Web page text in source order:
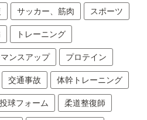
サッカー、筋肉 スポーツ
トレーニング
ンスアップ プロテイン
交通事故 体幹トレーニング
投球フォーム 柔道整復師